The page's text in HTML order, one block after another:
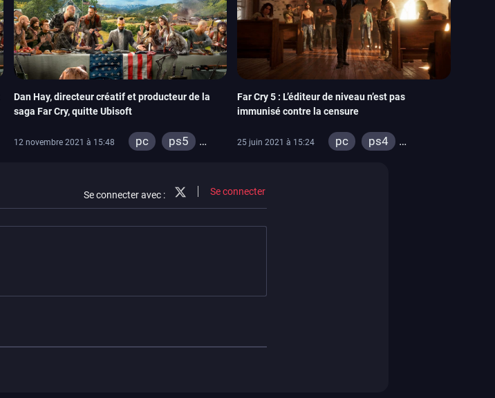
Dan Hay, directeur créatif et producteur de la
saga Far Cry, quitte Ubisoft
12 novembre 2021 à 15:48 pc
ps5
xbox one
Far Cry 5 : L’éditeur de niveau n’est pas
immunisé contre la censure
25 juin 2021 à 15:24 pc
ps4
Se connecter avec : Se connecter